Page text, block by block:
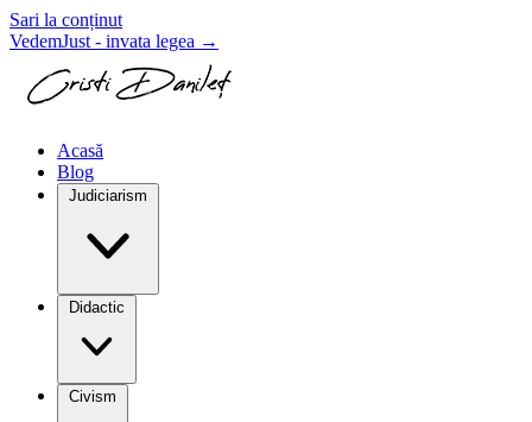
Sari la conținut
VedemJust - invata legea →
Acasă
Blog
Judiciarism
Didactic
Civism